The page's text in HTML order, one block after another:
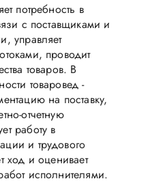
потребность в
с поставщиками и
управляет
проводит
товаров. В
товаровед -
на поставку,
отчетную
работу в
и трудового
ход и оценивает
исполнителями.